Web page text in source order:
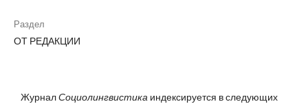
Раздел
ОТ РЕДАКЦИИ
ЖурналСоциолингвистика индексируется в следующих